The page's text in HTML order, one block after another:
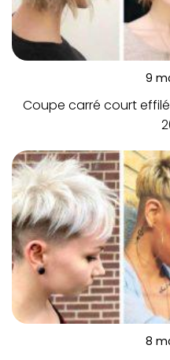
9
Coupe carré court
8